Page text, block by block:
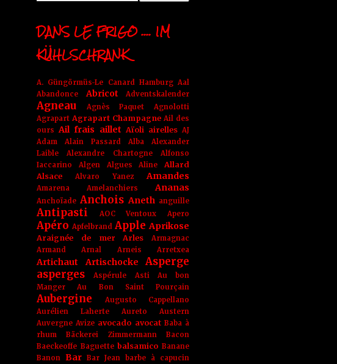
DANS LE FRIGO .... IM
KÜHLSCHRANK
A. Güngörmüs-Le Canard Hamburg Aal
Abandonce
Abricot Adventskalender
Agneau Agnès Paquet
Agnolotti
Agrapart Agrapart Champagne Ail des
ours Ail frais aillet Aïoli airelles AJ
Adam
Alain Passard Alba
Alexander
Laible
Alexandre Chartogne
Alfonso
Iaccarino
Algen Algues Aline
Allard
Alsace
Alvaro Yanez Amandes
Amarena Amelanchiers Ananas
Anchoïade Anchois Aneth anguille
Antipasti AOC Ventoux Apero
Apéro Apfelbrand Apple Aprikose
Araignée de mer Arles
Armagnac
Armand Arnal
Arneis Arretxea
Artichaut Artischocke
Asperge
asperges
Aspérule Asti
Au bon
Manger
Au Bon Saint Pourçain
Aubergine
Augusto Cappellano
Aurélien Laherte
Aureto
Austern
Auvergne Avize avocado avocat Baba à
rhum
Bäckerei Zimmermann
Bacon
Baeckeoffe Baguette balsamico Banane
Banon Bar Bar Jean
barbe à capucin